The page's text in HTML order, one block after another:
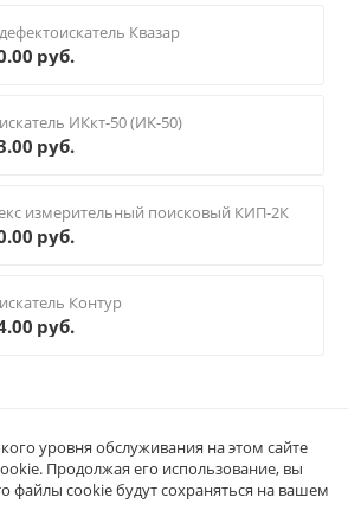
Квазар
руб.
ИКкт-50 (ИК-50)
руб.
измерительный поисковый КИП-2К
руб.
Контур
руб.
уровня обслуживания на этом сайте
Продолжая его использование, вы
файлы cookie будут сохраняться на вашем